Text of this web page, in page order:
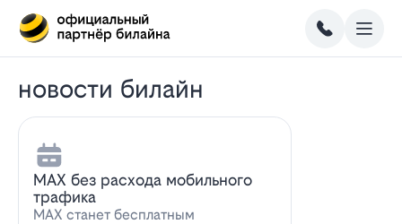
новости билайн
MAX без расхода мобильного
трафика
MAX станет бесплатным